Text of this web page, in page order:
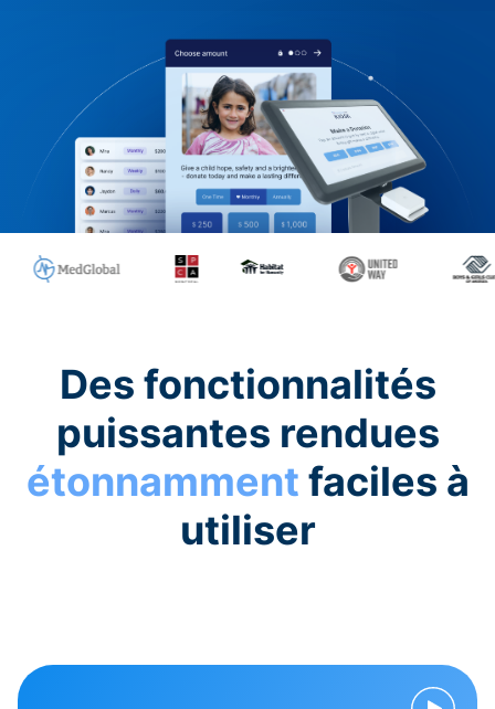
Des fonctionnalités
puissantes rendues
étonnamment faciles à
utiliser